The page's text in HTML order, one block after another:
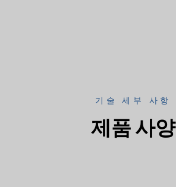
기술 세부 사항
제품 사양